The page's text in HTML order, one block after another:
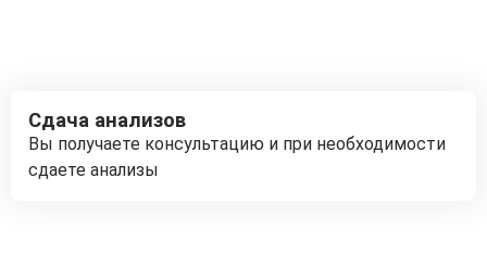
Сдача анализов
Вы получаете консультацию и при необходимости
сдаете анализы